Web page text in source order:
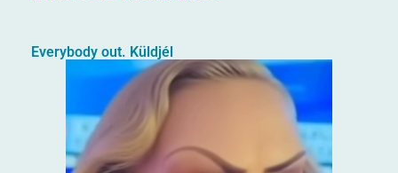
Everybody out. Küldjél